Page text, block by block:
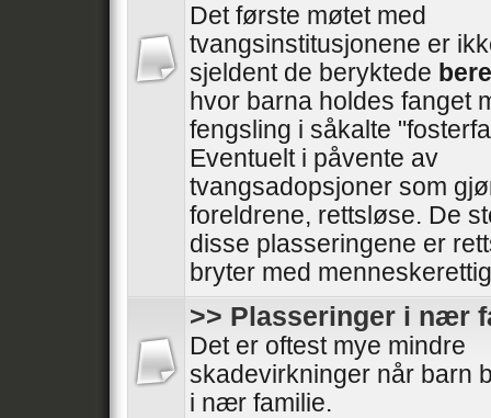
Det første møtet med
tvangsinstitusjonene er
sjeldent de beryktede
hvor barna holdes fanget
fengsling i såkalte
Eventuelt i påvente av
tvangsadopsjoner som
foreldrene, rettsløse. De
disse plasseringene er
bryter med
>> Plasseringer i nær
Det er oftest mye mindre
skadevirkninger når barn
i nær familie.